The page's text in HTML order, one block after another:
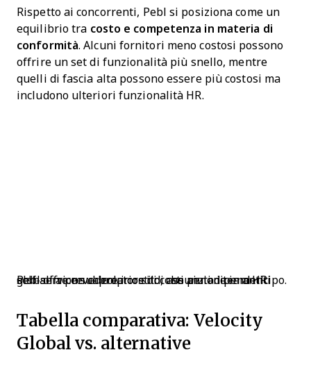
Rispetto ai concorrenti, Pebl si posiziona come un
equilibrio tra costo e competenza in materia di
conformità. Alcuni fornitori meno costosi possono
offrire un set di funzionalità più snello, mentre
quelli di fascia alta possono essere più costosi ma
includono ulteriori funzionalità HR.
Pebl offre un calcolatore di costi per i dipendenti self-service sul proprio sito, che aiuta i team HR globali a prevedere i costi di assunzione in anticipo.
Tabella comparativa: Velocity
Global vs. alternative